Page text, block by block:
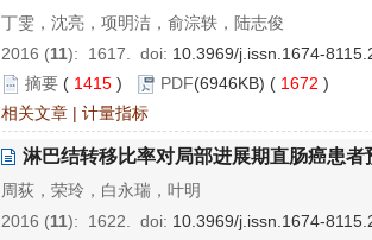
丁雯，沈亮，项明洁，俞淙轶，陆志俊
2016 (11): 1617. doi: 10.3969/j.issn.1674-
摘要 ( 1415 ) PDF(6946KB) ( 1672 )
相关文章 | 计量指标
淋巴结转移比率对局部进展期直肠癌患者
周荻，荣玲，白永瑞，叶明
2016 (11): 1622. doi: 10.3969/j.issn.1674-